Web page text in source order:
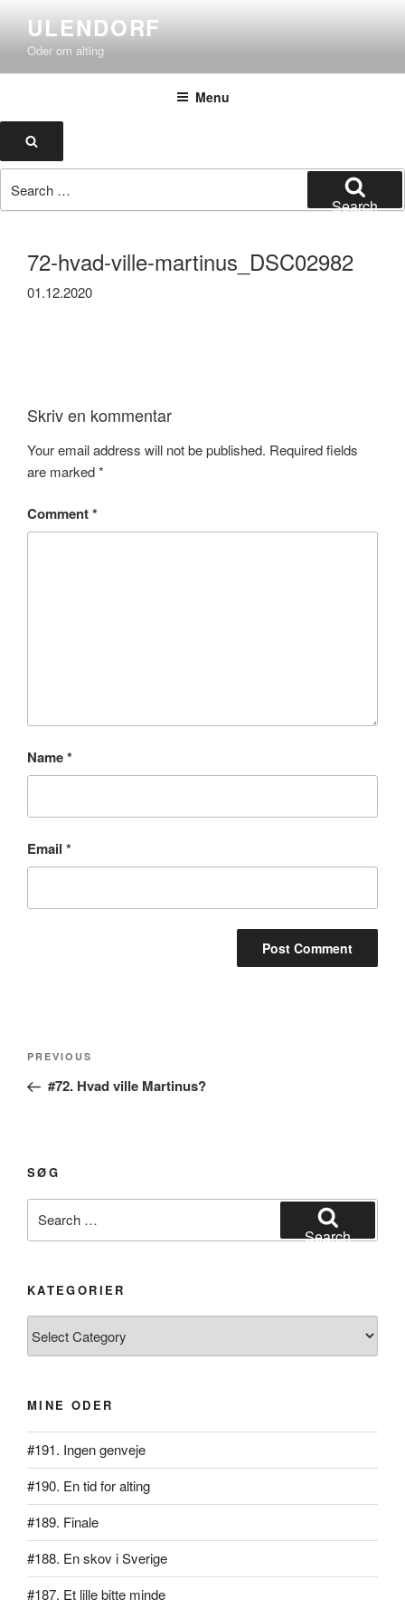
content
ULENDORF
Oder om alting
Menu
for:
Search
72-hvad-ville-martinus_DSC02982
01.12.2020
Skriv en kommentar
Your email address will not be published. Required fields
are marked*
Comment*
Name*
Email *
Post
Previous
Post
PREVIOUS
#72. Hvad ville Martinus?
SØG
for:
Search
KATEGORIER
MINE ODER
#191. Ingen genveje
#190. En tid for alting
#189. Finale
#188. En skov i Sverige
#187. Et lille bitte minde